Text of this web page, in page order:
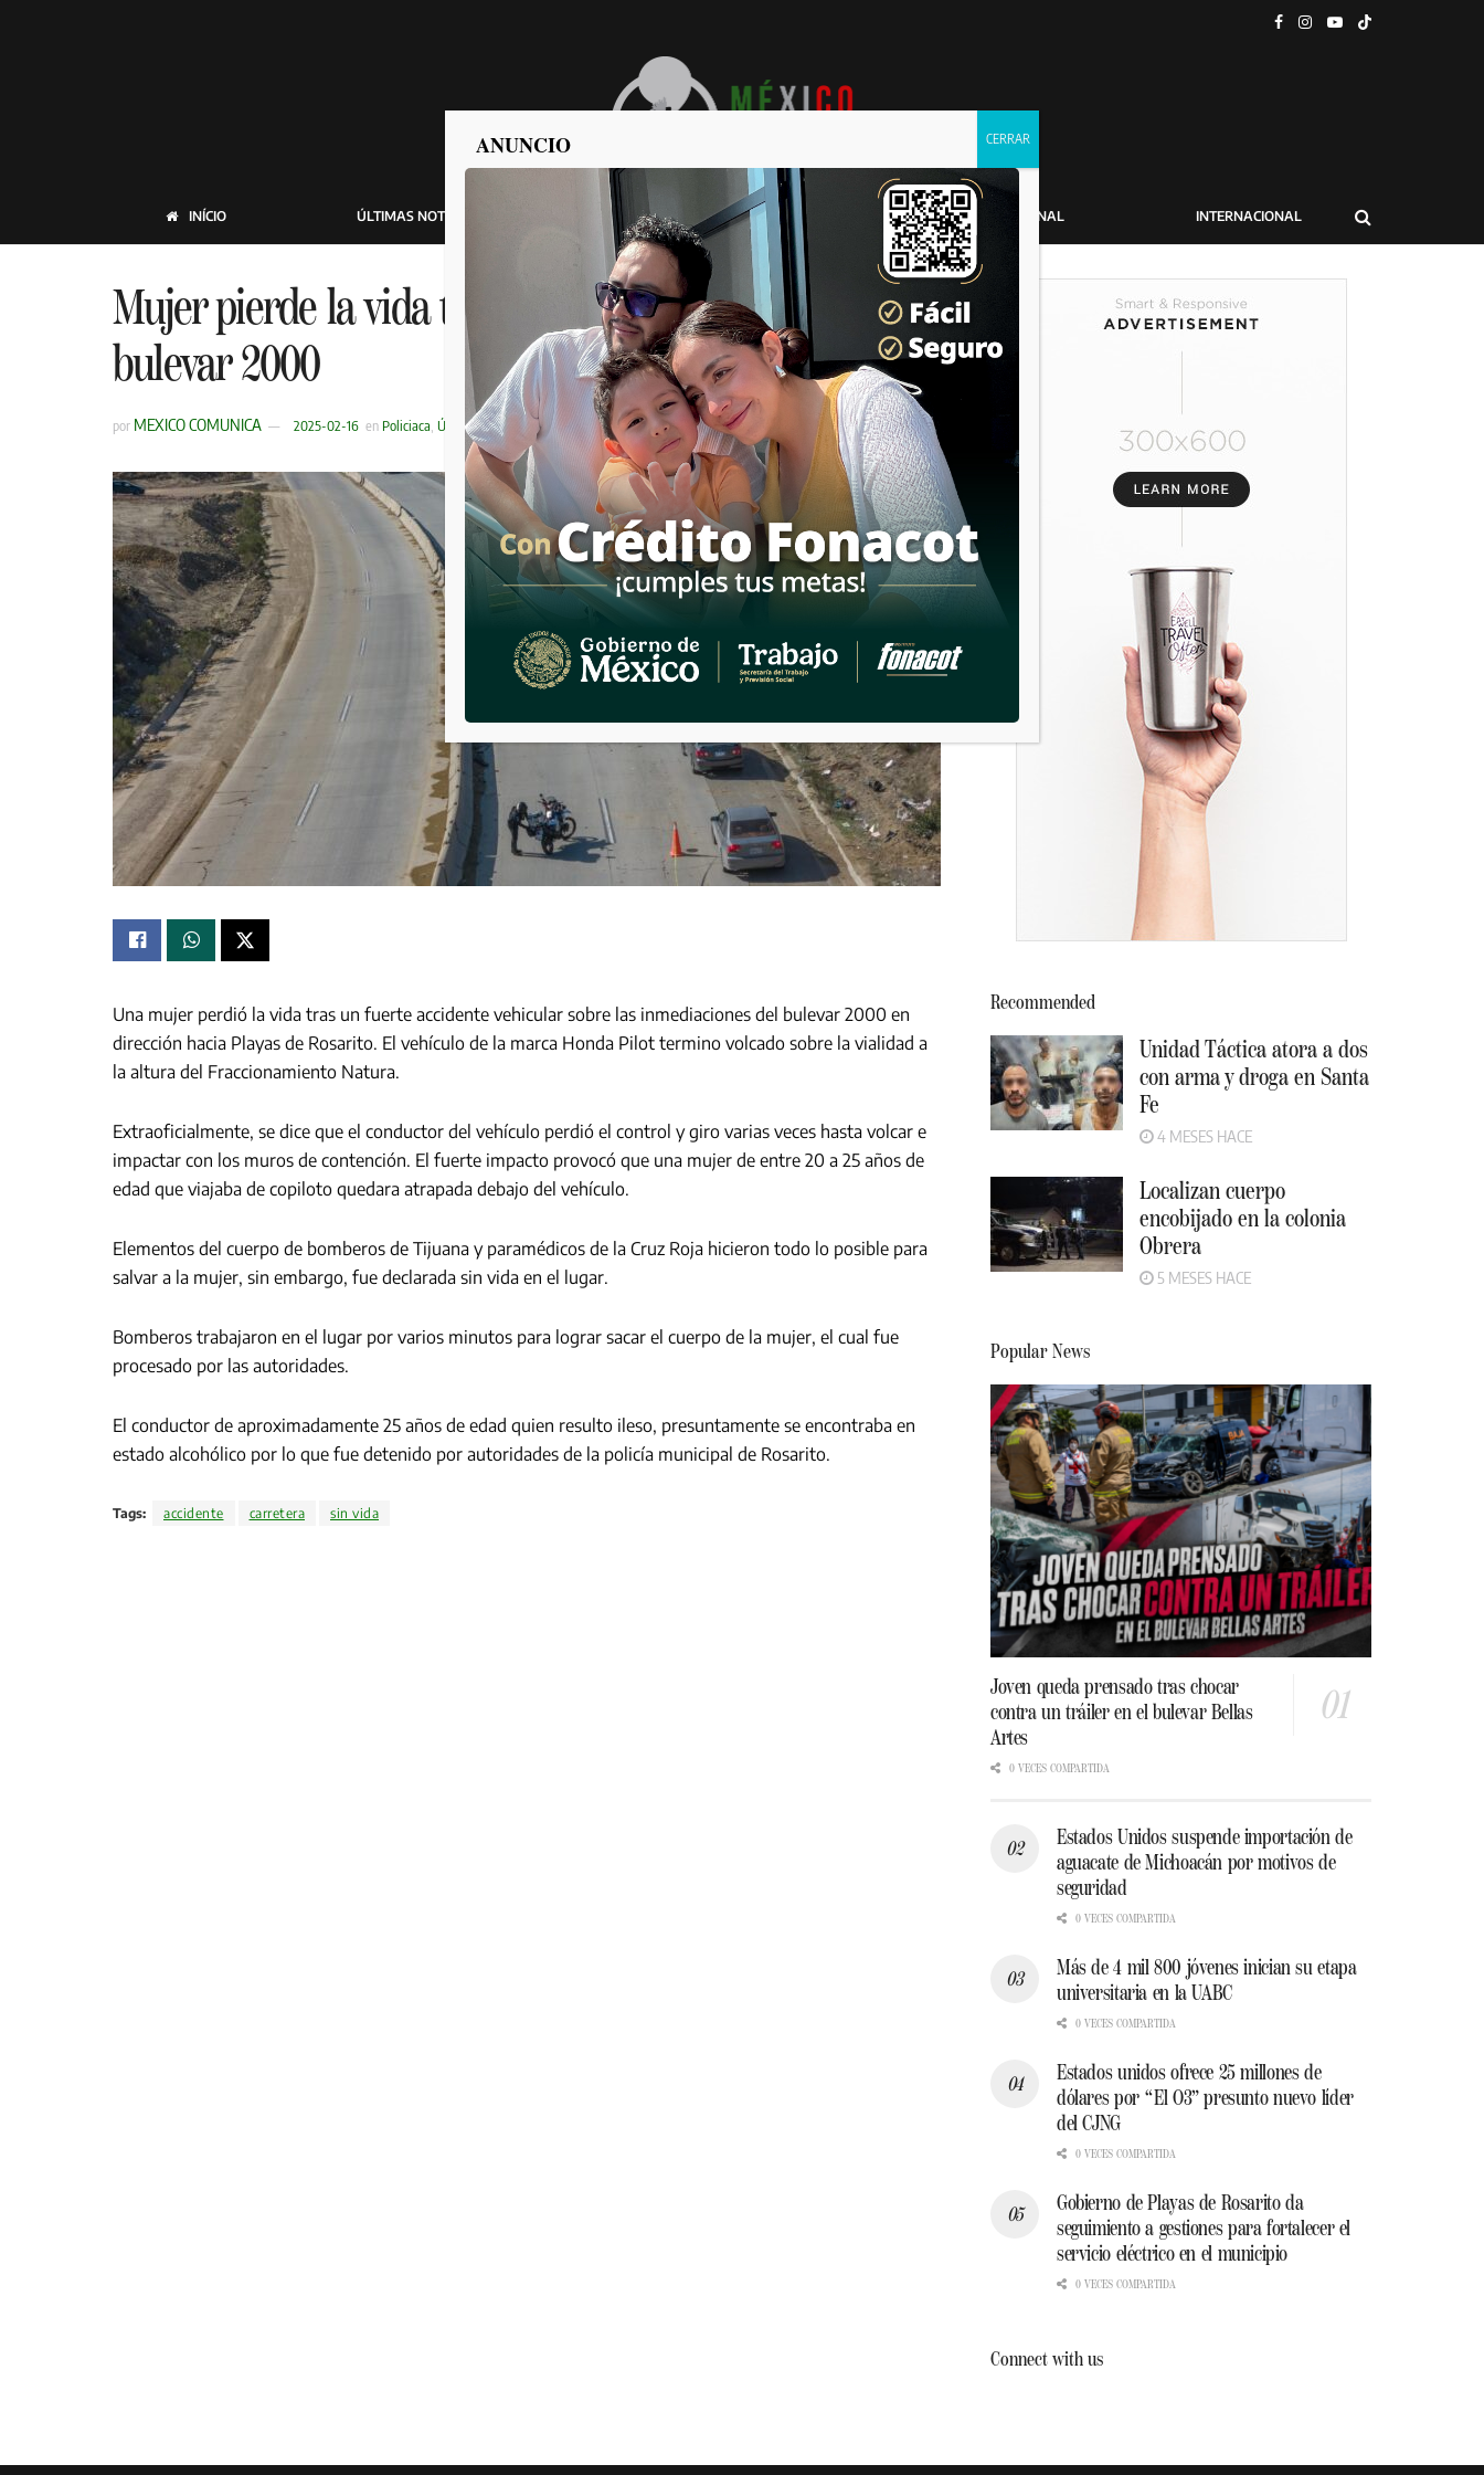
INÍCIO ÚLTIMAS NOTICIAS POLÍTICA POLICIACA NACIONAL INTERNACIONAL
Mujer pierde la vida tras fuerte volcadura en el
bulevar 2000
por MEXICO COMUNICA 2025-02-16 en Policiaca Últimas Noticias
Una mujer perdió la vida tras un fuerte accidente vehicular sobre las inmediaciones del bulevar 2000 en
dirección hacia Playas de Rosarito. El vehículo de la marca Honda Pilot termino volcado sobre la vialidad a
la altura del Fraccionamiento Natura.
Extraoficialmente, se dice que el conductor del vehículo perdió el control y giro varias veces hasta volcar e
impactar con los muros de contención. El fuerte impacto provocó que una mujer de entre 20 a 25 años de
edad que viajaba de copiloto quedara atrapada debajo del vehículo.
Elementos del cuerpo de bomberos de Tijuana y paramédicos de la Cruz Roja hicieron todo lo posible para
salvar a la mujer, sin embargo, fue declarada sin vida en el lugar.
Bomberos trabajaron en el lugar por varios minutos para lograr sacar el cuerpo de la mujer, el cual fue
procesado por las autoridades.
El conductor de aproximadamente 25 años de edad quien resulto ileso, presuntamente se encontraba en
estado alcohólico por lo que fue detenido por autoridades de la policía municipal de Rosarito.
Tags: accidente carretera sin vida
Recommended
Unidad Táctica atora a dos
con arma y droga en Santa
Fe
4 MESES HACE
Localizan cuerpo
encobijado en la colonia
Obrera
5 MESES HACE
Popular News
Joven queda prensado tras chocar
contra un tráiler en el bulevar Bellas
Artes
0 VECES COMPARTIDA
Estados Unidos suspende importación de
aguacate de Michoacán por motivos de
seguridad
0 VECES COMPARTIDA
Más de 4 mil 800 jóvenes inician su etapa
universitaria en la UABC
0 VECES COMPARTIDA
Estados unidos ofrece 25 millones de
dólares por “El O3” presunto nuevo líder
del CJNG
0 VECES COMPARTIDA
Gobierno de Playas de Rosarito da
seguimiento a gestiones para fortalecer el
servicio eléctrico en el municipio
0 VECES COMPARTIDA
Connect with us
ANUNCIO